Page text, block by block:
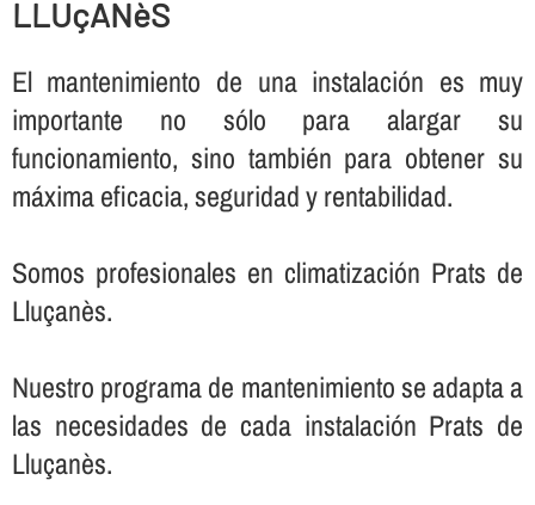
LLUçANèS
El mantenimiento de una instalación es muy
importante no sólo para alargar su
funcionamiento, sino también para obtener su
máxima eficacia, seguridad y rentabilidad.
Somos profesionales en climatización Prats de
Lluçanès.
Nuestro programa de mantenimiento se adapta a
las necesidades de cada instalación Prats de
Lluçanès.